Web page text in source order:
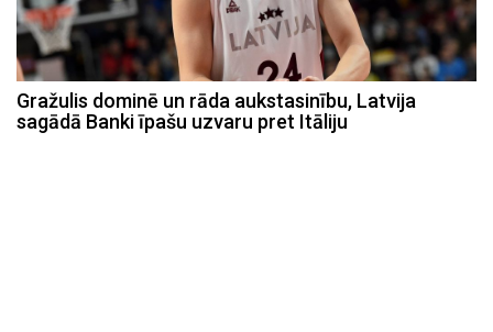
Gražulis dominē un rāda aukstasinību, Latvija
sagādā Banki īpašu uzvaru pret Itāliju